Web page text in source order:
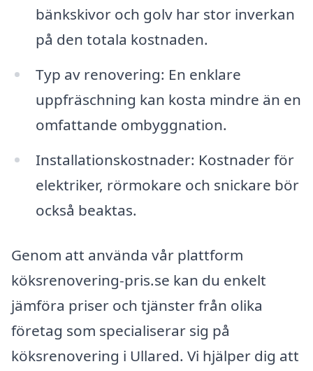
bänkskivor och golv har stor inverkan
på den totala kostnaden.
Typ av renovering: En enklare
uppfräschning kan kosta mindre än en
omfattande ombyggnation.
Installationskostnader: Kostnader för
elektriker, rörmokare och snickare bör
också beaktas.
Genom att använda vår plattform
köksrenovering-pris.se kan du enkelt
jämföra priser och tjänster från olika
företag som specialiserar sig på
köksrenovering i Ullared. Vi hjälper dig att